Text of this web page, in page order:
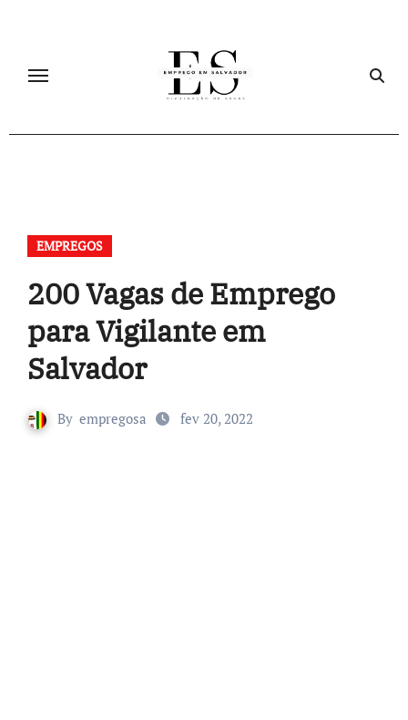
EMPREGOS
200 Vagas de Emprego
para Vigilante em
Salvador
By empregosa fev 20, 2022